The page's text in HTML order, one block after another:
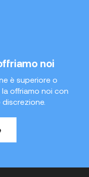
noi
è superiore o
offriamo noi con